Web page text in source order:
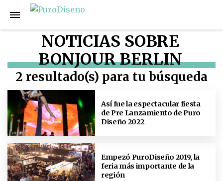
NOTICIAS SOBRE
BONJOUR BERLIN
2 resultado(s) para tu búsqueda
Así fue la espectacular fiesta
de Pre Lanzamiento de Puro
Diseño 2022
Empezó PuroDiseño 2019, la
feria más importante de la
región